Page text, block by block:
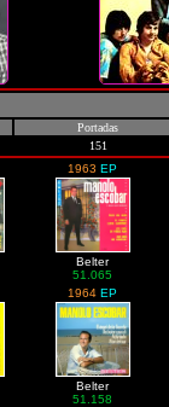
Portadas
151
1963 EP
Belter
51.065
1964 EP
Belter
51.158